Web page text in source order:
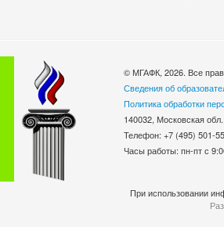
© МГАФК, 2026. Все
Сведения об
Политика обработки
140032, Московская
Телефон: +7 (495)
Часы работы: пн-пт с
При использовании